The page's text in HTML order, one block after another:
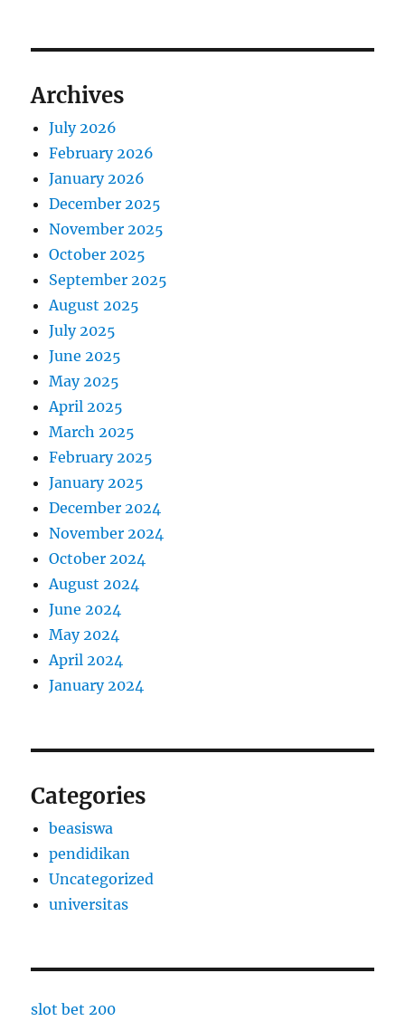
Archives
July 2026
February 2026
January 2026
December 2025
November 2025
October 2025
September 2025
August 2025
July 2025
June 2025
May 2025
April 2025
March 2025
February 2025
January 2025
December 2024
November 2024
October 2024
August 2024
June 2024
May 2024
April 2024
January 2024
Categories
beasiswa
pendidikan
Uncategorized
universitas
slot bet 200